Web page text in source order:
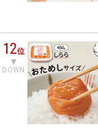
12位
DOWN